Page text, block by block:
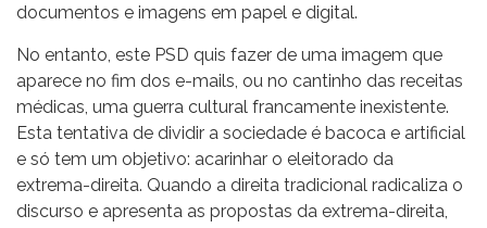
documentos e imagens em papel e digital.
No entanto, este PSD quis fazer de uma imagem que
aparece no fim dos e-mails, ou no cantinho das receitas
médicas, uma guerra cultural francamente inexistente.
Esta tentativa de dividir a sociedade é bacoca e artificial
e só tem um objetivo: acarinhar o eleitorado da
extrema-direita. Quando a direita tradicional radicaliza o
discurso e apresenta as propostas da extrema-direita,